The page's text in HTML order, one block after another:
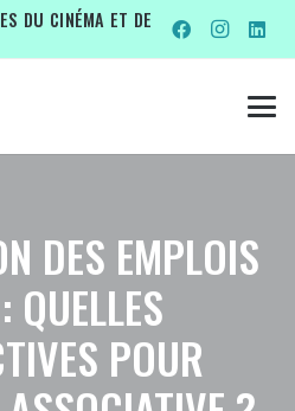
DU CINÉMA ET DE
DES EMPLOIS
QUELLES
POUR